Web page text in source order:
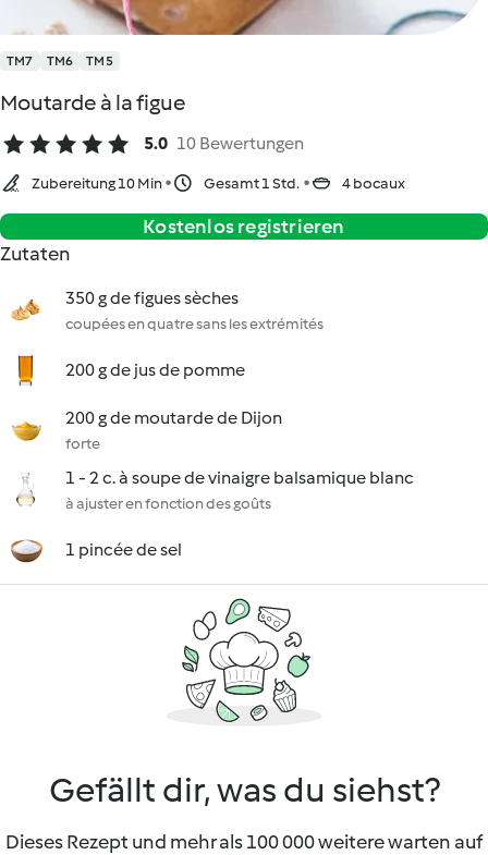
TM7 TM6 TM5
Moutarde à la figue
5.0 10 Bewertungen
Zubereitung 10 Min Gesamt 1 Std. 4 bocaux
Kostenlos registrieren
Zutaten
350 g de figues sèches
coupées en quatre sans les extrémités
200 g de jus de pomme
200 g de moutarde de Dijon
forte
1 - 2 c. à soupe de vinaigre balsamique blanc
à ajuster en fonction des goûts
1 pincée de sel
Gefällt dir, was du siehst?
Dieses Rezept und mehr als 100 000 weitere warten auf